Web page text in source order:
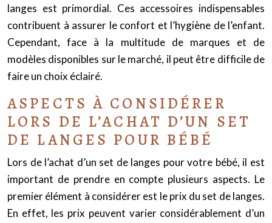
langes est primordial. Ces accessoires indispensables
contribuent à assurer le confort et l’hygiène de l’enfant.
Cependant, face à la multitude de marques et de
modèles disponibles sur le marché, il peut être difficile de
faire un choix éclairé.
ASPECTS À CONSIDÉRER
LORS DE L’ACHAT D’UN SET
DE LANGES POUR BÉBÉ
Lors de l’achat d’un set de langes pour votre bébé, il est
important de prendre en compte plusieurs aspects. Le
premier élément à considérer est le prix du set de langes.
En effet, les prix peuvent varier considérablement d’un